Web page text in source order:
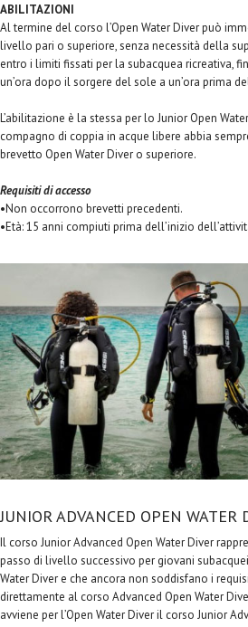
ABILITAZIONI
Al termine del corso l’Open Water Diver può
livello pari o superiore, senza necessità della
entro i limiti fissati per la subacquea ricreativa,
un’ora dopo il sorgere del sole a un’ora prima
L’abilitazione è la stessa per lo Junior Open
compagno di coppia in acque libere abbia
brevetto Open Water Diver o superiore.
Requisiti di accesso
•Non occorrono brevetti precedenti.
•Età: 15 anni compiuti prima dell’inizio
JUNIOR ADVANCED OPEN WATER
Il corso Junior Advanced Open Water Diver
passo di livello successivo per giovani
Water Diver e che ancora non soddisfano i
direttamente al corso Advanced Open Water
avviene per l’Open Water Diver il corso Junior